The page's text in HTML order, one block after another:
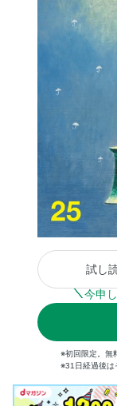
試し
今申
※初回限定。無
※31日経過後は